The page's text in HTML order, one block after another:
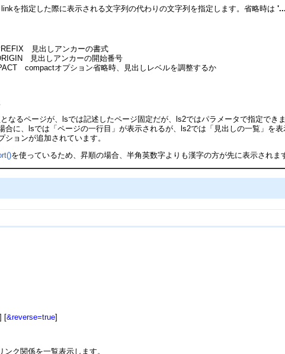
を指定した際に表示される文字列の代わりの文字列を指定します。省略時は
見出しアンカーの書式
見出しアンカーの開始番号
compactオプション省略時、見出しレベルを調整するか
なるページが、lsでは記述したページ固定だが、ls2ではパラメータで指定でき
合に、lsでは「ページの一行目」が表示されるが、ls2では「見出しの一覧」を
ョンが追加されています。
を使っているため、昇順の場合、半角英数字よりも漢字の方が先に表示されま
] [&reverse=true]
ク関係を一覧表示します。